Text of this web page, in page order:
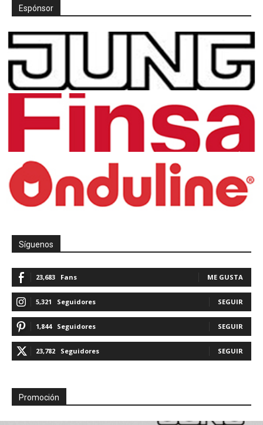
Espónsor
Síguenos
23,683 Fans ME GUSTA
5,321 Seguidores SEGUIR
1,844 Seguidores SEGUIR
23,782 Seguidores SEGUIR
Promoción